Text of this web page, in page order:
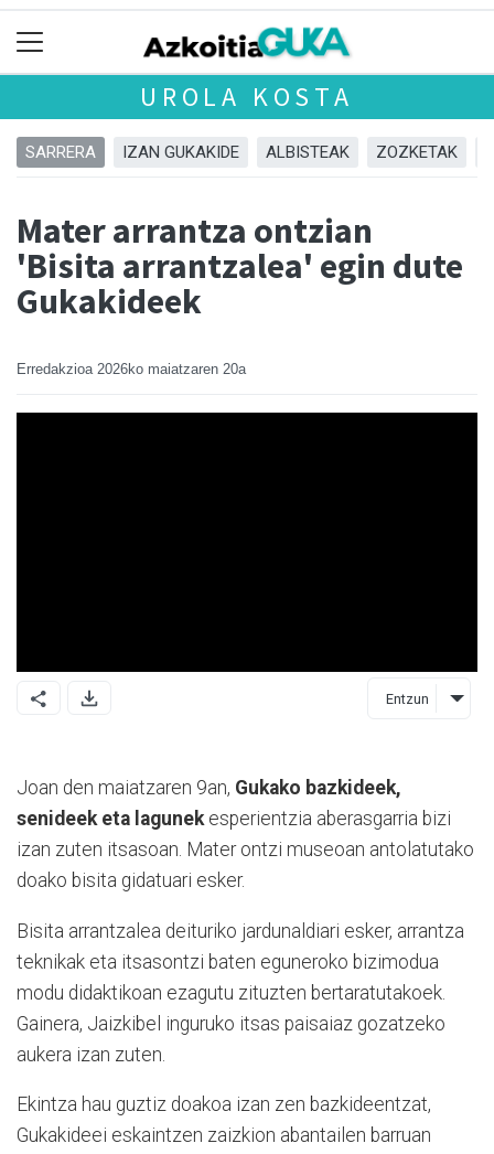
UROLA KOSTA
SARRERA IZAN GUKAKIDE ALBISTEAK ZOZKETAK
Mater arrantza ontzian
'Bisita arrantzalea' egin dute
Gukakideek
Erredakzioa 2026ko maiatzaren 20a
Entzun
Joan den maiatzaren 9an, Gukako bazkideek,
senideek eta lagunekesperientzia aberasgarria bizi
izan zuten itsasoan. Mater ontzi museoan antolatutako
doako bisita gidatuari esker.
Bisita arrantzalea deituriko jardunaldiari esker, arrantza
teknikak eta itsasontzi baten eguneroko bizimodua
modu didaktikoan ezagutu zituzten bertaratutakoek.
Gainera, Jaizkibel inguruko itsas paisaiaz gozatzeko
aukera izan zuten.
Ekintza hau guztiz doakoa izan zen bazkideentzat,
Gukakideei eskaintzen zaizkion abantailen barruan